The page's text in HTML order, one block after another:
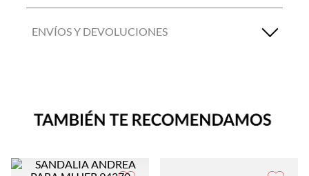
ENVÍOS Y DEVOLUCIONES